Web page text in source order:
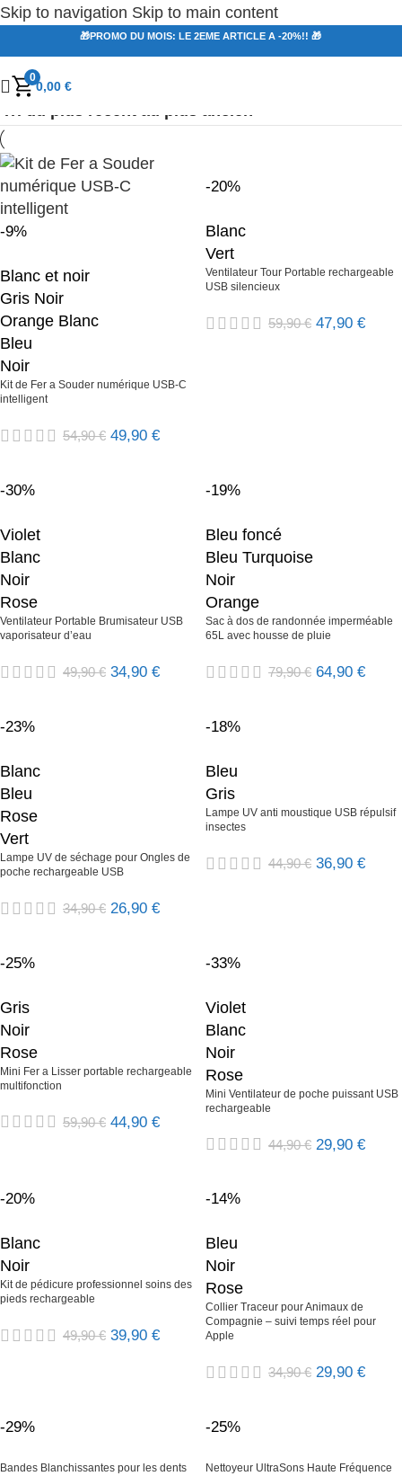
Skip to navigation Skip to main content
🎁PROMO DU MOIS: LE 2EME ARTICLE A -20%!! 🎁
0
0,00 €
-9%
Blanc et noir
Gris Noir
Orange Blanc
Bleu
Noir
Kit de Fer a Souder numérique USB-C
intelligent
54,90€ 49,90 €
-20%
Blanc
Vert
Ventilateur Tour Portable rechargeable
USB silencieux
59,90€ 47,90 €
-30%
Violet
Blanc
Noir
Rose
Ventilateur Portable Brumisateur USB
vaporisateur d’eau
49,90€ 34,90 €
-19%
Bleu foncé
Bleu Turquoise
Noir
Orange
Sac à dos de randonnée imperméable
65L avec housse de pluie
79,90€ 64,90 €
-23%
Blanc
Bleu
Rose
Vert
Lampe UV de séchage pour Ongles de
poche rechargeable USB
34,90€ 26,90 €
-18%
Bleu
Gris
Lampe UV anti moustique USB répulsif
insectes
44,90€ 36,90 €
-25%
Gris
Noir
Rose
Mini Fer a Lisser portable rechargeable
multifonction
59,90€ 44,90 €
-33%
Violet
Blanc
Noir
Rose
Mini Ventilateur de poche puissant USB
rechargeable
44,90€ 29,90 €
-20%
Blanc
Noir
Kit de pédicure professionnel soins des
pieds rechargeable
49,90€ 39,90 €
-14%
Bleu
Noir
Rose
Collier Traceur pour Animaux de
Compagnie – suivi temps réel pour
Apple
34,90€ 29,90 €
-29%
Bandes Blanchissantes pour les dents
-25%
Nettoyeur UltraSons Haute Fréquence